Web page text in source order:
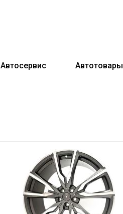
Автосервис Автотовары